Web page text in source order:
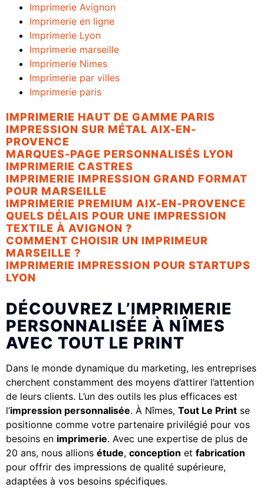
Imprimerie Avignon
Imprimerie en ligne
Imprimerie Lyon
Imprimerie marseille
Imprimerie Nimes
Imprimerie par villes
Imprimerie paris
IMPRIMERIE HAUT DE GAMME PARIS
IMPRESSION SUR MÉTAL AIX-EN-
PROVENCE
MARQUES-PAGE PERSONNALISÉS LYON
IMPRIMERIE CASTRES
IMPRIMERIE IMPRESSION GRAND FORMAT
POUR MARSEILLE
IMPRIMERIE PREMIUM AIX-EN-PROVENCE
QUELS DÉLAIS POUR UNE IMPRESSION
TEXTILE À AVIGNON ?
COMMENT CHOISIR UN IMPRIMEUR
MARSEILLE ?
IMPRIMERIE IMPRESSION POUR STARTUPS
LYON
DÉCOUVREZ L’IMPRIMERIE
PERSONNALISÉE À NÎMES
AVEC TOUT LE PRINT
Dans le monde dynamique du marketing, les entreprises
cherchent constamment des moyens d’attirer l’attention
de leurs clients. L’un des outils les plus efficaces est
l’impression personnalisée. À Nîmes, Tout Le Print se
positionne comme votre partenaire privilégié pour vos
besoins en imprimerie. Avec une expertise de plus de
20 ans, nous allions étude, conception et fabrication
pour offrir des impressions de qualité supérieure,
adaptées à vos besoins spécifiques.